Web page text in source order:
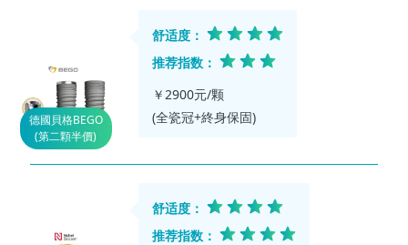
德國貝格BEGO
(第二顆半價)
舒适度：
推荐指数：
￥2900元/颗
舒适度：
推荐指数：